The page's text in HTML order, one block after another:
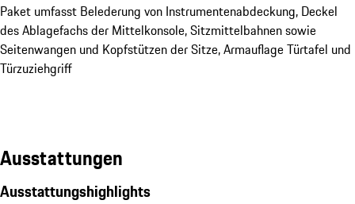
Paket umfasst Belederung von Instrumentenabdeckung, Deckel
des Ablagefachs der Mittelkonsole, Sitzmittelbahnen sowie
Seitenwangen und Kopfstützen der Sitze, Armauflage Türtafel und
Türzuziehgriff
Ausstattungen
Ausstattungshighlights